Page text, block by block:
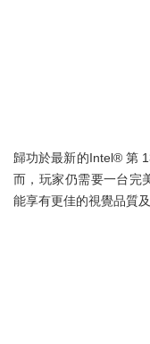
歸功於最新的Intel® 第
而，玩家仍需要一台完
能享有更佳的視覺品質